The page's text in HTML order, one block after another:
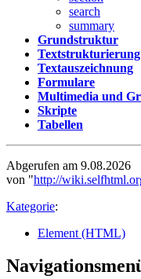
search
summary
Grundstruktur
Textstrukturierung
Textauszeichnung
Formulare
Multimedia und
Skripte
Tabellen
Abgerufen am 9.08.2026
von "http://
Kategorie:
Element (HTML)